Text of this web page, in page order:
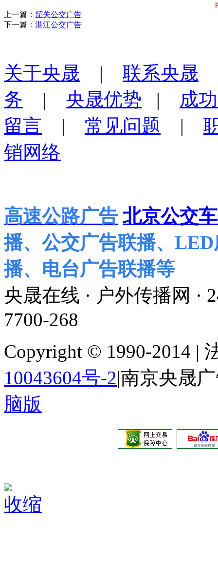
上一篇： 韶关公交广告
下一篇： 湛江公交广告
关于央晟 | 联系央晟
务 | 央晟优势 | 成
留言 | 常见问题 |
销网络
高速公路广告 北京公交
播、公交广告联播、
播、电台广告联播等
央晟在线 · 户外传播网 ·
7700-268
Copyright © 1990-2014 |
10043604号-2|南京央晟
脑版
收缩